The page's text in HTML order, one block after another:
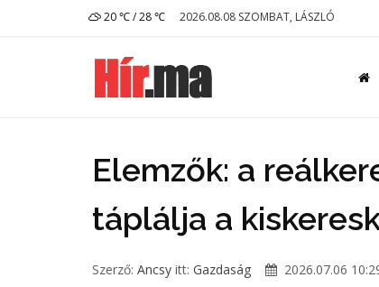
20 ℃ / 28 ℃ 2026.08.08 SZOMBAT, LÁSZLÓ
Elemzők: a
táplálja a
Szerző: Ancsy itt: Gazdaság 2026.07.06